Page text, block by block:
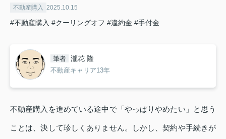
不動産購入 2025.10.15
#不動産購入 #クーリングオフ #違約金 #手付金
筆者 瀧花 隆
不動産キャリア13年
不動産購入を進めている途中で「やっぱりやめたい」と思う
ことは、決して珍しくありません。しかし、契約や手続きが